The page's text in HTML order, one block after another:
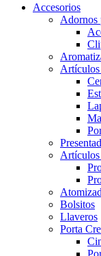
Accesorios
Adornos
Bolsitos
Llaveros
Porta